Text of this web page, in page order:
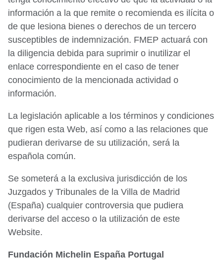
información a la que remite o recomienda es ilícita o
de que lesiona bienes o derechos de un tercero
susceptibles de indemnización. FMEP actuará con
la diligencia debida para suprimir o inutilizar el
enlace correspondiente en el caso de tener
conocimiento de la mencionada actividad o
información.
La legislación aplicable a los términos y condiciones
que rigen esta Web, así como a las relaciones que
pudieran derivarse de su utilización, será la
española común.
Se someterá a la exclusiva jurisdicción de los
Juzgados y Tribunales de la Villa de Madrid
(España) cualquier controversia que pudiera
derivarse del acceso o la utilización de este
Website.
Fundación Michelin España Portugal